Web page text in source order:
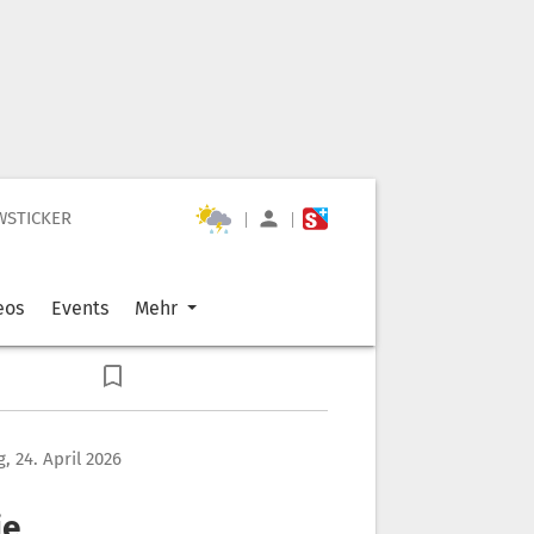
| |
Events Mehr
24. April 2026